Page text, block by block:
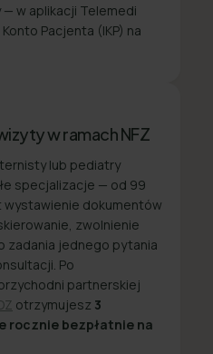
w aplikacji Telemedi
Pacjenta (IKP) na
w ramach NFZ
lub pediatry
specjalizacje — od 99
wystawienie dokumentów
zwolnienie
zadania jednego pytania
Po
partnerskiej
otrzymujesz 3
rocznie bezpłatnie na